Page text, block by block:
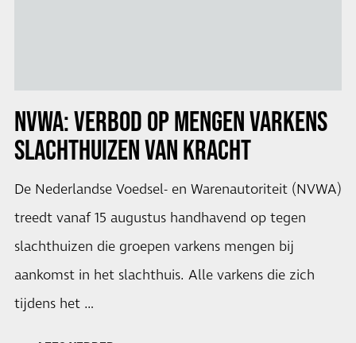
NVWA: VERBOD OP MENGEN VARKENS
SLACHTHUIZEN VAN KRACHT
De Nederlandse Voedsel- en Warenautoriteit (NVWA)
treedt vanaf 15 augustus handhavend op tegen
slachthuizen die groepen varkens mengen bij
aankomst in het slachthuis. Alle varkens die zich
tijdens het …